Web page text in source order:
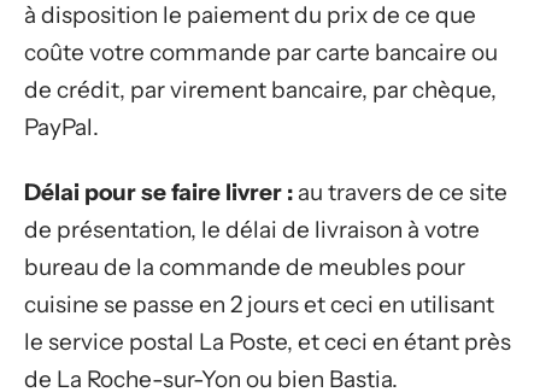
à disposition le paiement du prix de ce que
coûte votre commande par carte bancaire ou
de crédit, par virement bancaire, par chèque,
PayPal.
Délai pour se faire livrer : au travers de ce site
de présentation, le délai de livraison à votre
bureau de la commande de meubles pour
cuisine se passe en 2 jours et ceci en utilisant
le service postal La Poste, et ceci en étant près
de La Roche-sur-Yon ou bien Bastia.